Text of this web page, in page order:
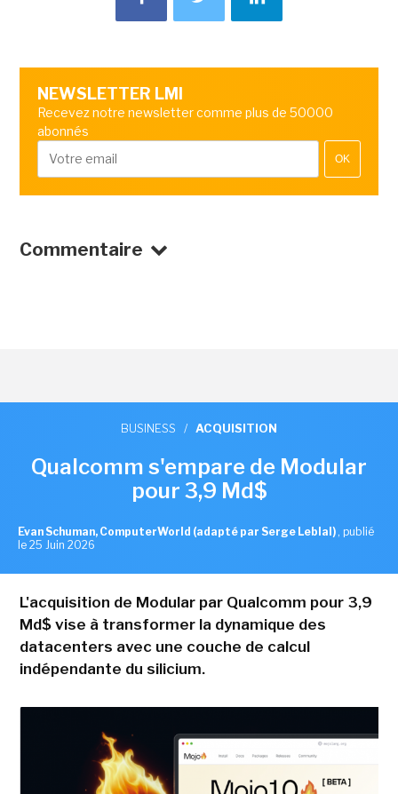
NEWSLETTER LMI
Recevez notre newsletter comme plus de 50000
abonnés
OK
Commentaire
BUSINESS / ACQUISITION
Qualcomm s'empare de Modular
pour 3,9 Md$
Evan Schuman, ComputerWorld (adapté par Serge Leblal) , publié
le 25 Juin 2026
L'acquisition de Modular par Qualcomm pour 3,9
Md$ vise à transformer la dynamique des
datacenters avec une couche de calcul
indépendante du silicium.